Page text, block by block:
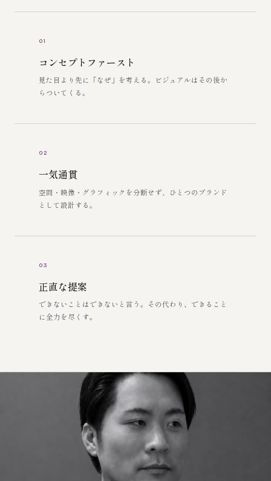
01
コンセプトファースト
見た目より先に「なぜ」を考える。ビジュアルはその後か
らついてくる。
02
一気通貫
空間・映像・グラフィックを分断せず、ひとつのブランド
として設計する。
03
正直な提案
できないことはできないと言う。その代わり、できること
に全力を尽くす。